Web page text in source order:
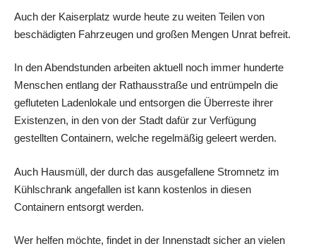
Auch der Kaiserplatz wurde heute zu weiten Teilen von
beschädigten Fahrzeugen und großen Mengen Unrat befreit.
In den Abendstunden arbeiten aktuell noch immer hunderte
Menschen entlang der Rathausstraße und entrümpeln die
gefluteten Ladenlokale und entsorgen die Überreste ihrer
Existenzen, in den von der Stadt dafür zur Verfügung
gestellten Containern, welche regelmäßig geleert werden.
Auch Hausmüll, der durch das ausgefallene Stromnetz im
Kühlschrank angefallen ist kann kostenlos in diesen
Containern entsorgt werden.
Wer helfen möchte, findet in der Innenstadt sicher an vielen